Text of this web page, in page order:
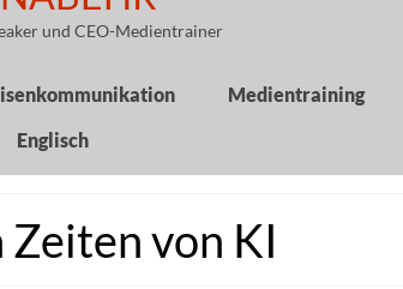
und CEO-Medientrainer
Medientraining
Englisch
von KI